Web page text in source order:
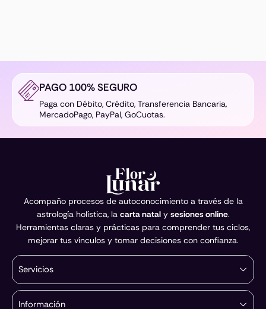
PAGO 100% SEGURO
Paga con Débito, Crédito, Transferencia Bancaria,
MercadoPago, PayPal, GoCuotas.
Acompaño procesos de autoconocimiento a través de la
astrología holística, la carta nataly sesiones online.
Herramientas claras y prácticas para comprender tus ciclos,
mejorar tus vínculos y tomar decisiones con confianza.
Servicios
Información